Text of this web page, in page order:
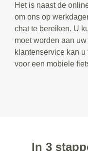
Het is naast de
om ons op
chat te bereiken. U
moet worden aan
klantenservice kan
voor een mobiele
In 3